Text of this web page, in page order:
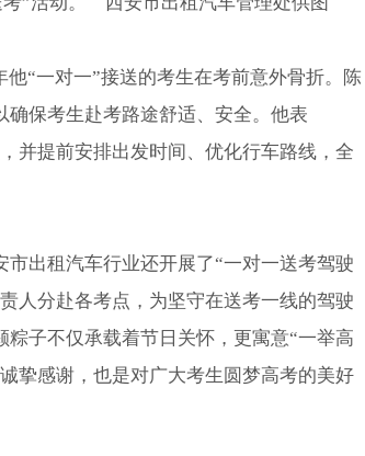
“一对一”接送的考生在考前意外骨折。陈
保考生赴考路途舒适、安全。他表
并提前安排出发时间、优化行车路线，全
出租汽车行业还开展了“一对一送考驾驶
人分赴各考点，为坚守在送考一线的驾驶
子不仅承载着节日关怀，更寓意“一举高
挚感谢，也是对广大考生圆梦高考的美好